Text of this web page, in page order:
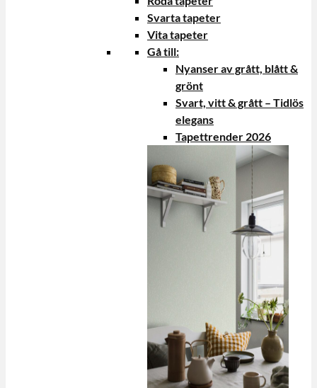
Svarta tapeter
Vita tapeter
Gå till:
Nyanser av grått, blått &
grönt
Svart, vitt & grått – Tidlös
elegans
Tapettrender 2026